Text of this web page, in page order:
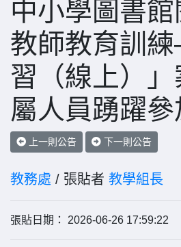
中小學圖書
教師教育訓
習（線上）
屬人員踴躍參
上一則公告 下一則公告
教務處 / 張貼者 教學組長
張貼日期： 2026-06-26 17:59:22